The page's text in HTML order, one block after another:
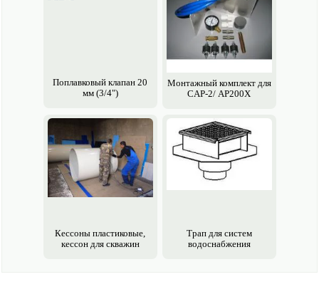
Поплавковый клапан 20
мм (3/4")
Монтажный комплект для
CАР-2/ AP200X
Кессоны пластиковые,
кессон для скважин
Трап для систем
водоснабжения